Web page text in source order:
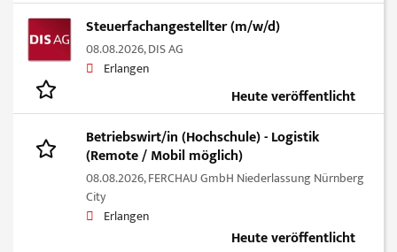
Steuerfachangestellter (m/w/d)
08.08.2026,DIS AG
Erlangen
Heute veröffentlicht
Betriebswirt/in (Hochschule) - Logistik
(Remote / Mobil möglich)
08.08.2026,FERCHAU GmbH Niederlassung Nürnberg
City
Erlangen
Heute veröffentlicht